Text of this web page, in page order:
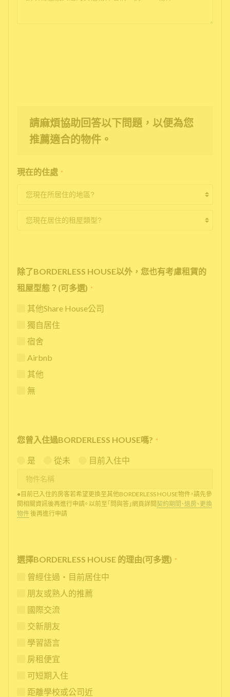
請麻煩協助回答以下問題，以便為您
推薦適合的物件。
現在的住處 *
除了BORDERLESS HOUSE以外，您也有考慮租賃的
租屋型態？(可多選) *
其他Share House公司
獨自居住
宿舍
Airbnb
其他
無
您曾入住過BORDERLESS HOUSE嗎? *
是 從未 目前入住中
●目前已入住的房客若希望更換至其他BORDERLESS HOUSE物件，請先參
閱相關資訊後再進行申請。 以前至「問與答」網頁詳閱 契約期間、退房、更換
物件後再進行申請
選擇BORDERLESS HOUSE 的理由(可多選) *
曾經住過・目前居住中
朋友或熟人的推薦
國際交流
交新朋友
學習語言
房租便宜
可短期入住
距離學校或公司近